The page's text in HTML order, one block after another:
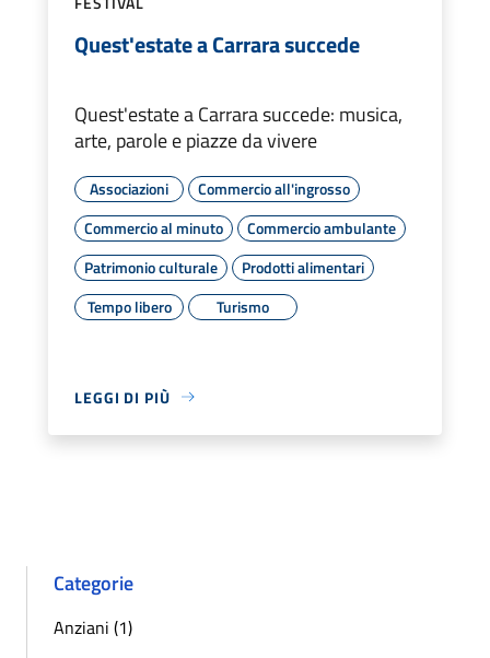
Quest'estate a Carrara succede
Quest'estate a Carrara succede: musica,
arte, parole e piazze da vivere
Associazioni
Commercio all'ingrosso
Commercio al minuto
Commercio ambulante
Patrimonio culturale
Prodotti alimentari
Tempo libero
Turismo
LEGGI DI PIÙ
Categorie
Anziani (1)